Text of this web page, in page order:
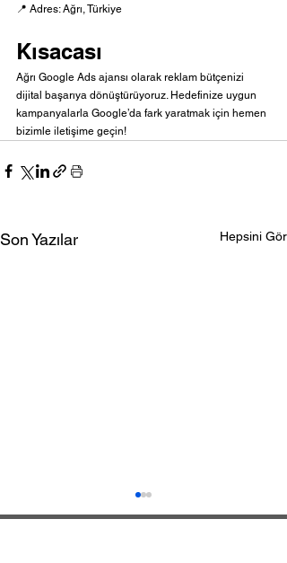
📍 Adres: Ağrı, Türkiye
Kısacası
Ağrı Google Ads ajansı olarak reklam bütçenizi
dijital başarıya dönüştürüyoruz. Hedefinize uygun
kampanyalarla Google’da fark yaratmak için hemen
bizimle iletişime geçin!
Son Yazılar Hepsini Gör